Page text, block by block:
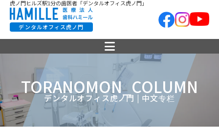
虎ノ門ヒルズ駅1分の歯医者「デンタルオフィス虎ノ門」
デンタルオフィス虎ノ門
TORANOMON_COLUMN
デンタルオフィス虎ノ門 | 中文专栏